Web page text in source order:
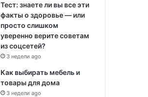
Тест: знаете ли вы все эти
факты о здоровье — или
просто слишком
уверенно верите советам
из соцсетей?
3 недели ago
Как выбирать мебель и
товары для дома
3 недели ago